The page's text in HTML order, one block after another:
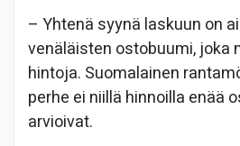
– Yhtenä syynä laskuun on
venäläisten ostobuumi, joka
hintoja. Suomalainen
perhe ei niillä hinnoilla enää
arvioivat.